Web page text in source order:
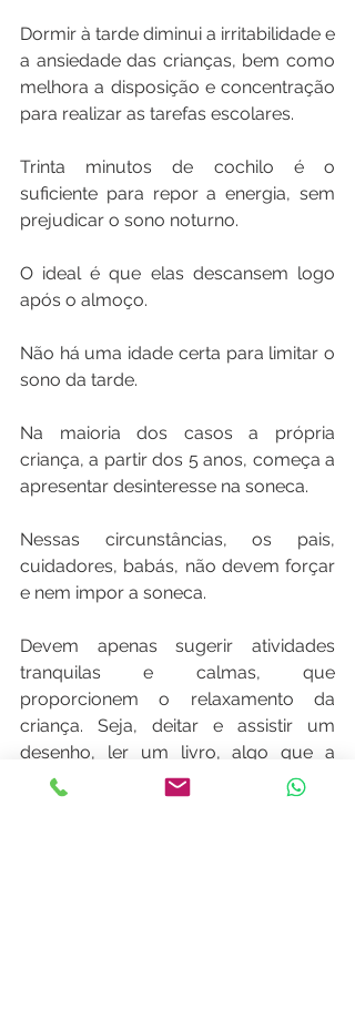
Dormir à tarde diminui a irritabilidade e
a ansiedade das crianças, bem como
melhora a disposição e concentração
para realizar as tarefas escolares.
Trinta minutos de cochilo é o
suficiente para repor a energia, sem
prejudicar o sono noturno.
O ideal é que elas descansem logo
após o almoço.
Não há uma idade certa para limitar o
sono da tarde.
Na maioria dos casos a própria
criança, a partir dos 5 anos, começa a
apresentar desinteresse na soneca.
Nessas circunstâncias, os pais,
cuidadores, babás, não devem forçar
e nem impor a soneca.
Devem apenas sugerir atividades
tranquilas e calmas, que
proporcionem o relaxamento da
criança. Seja, deitar e assistir um
desenho, ler um livro, algo que a
descanse.